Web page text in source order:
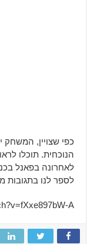
כפי שצויין,
הנוכחית. תוכלו
לספר לנו
A